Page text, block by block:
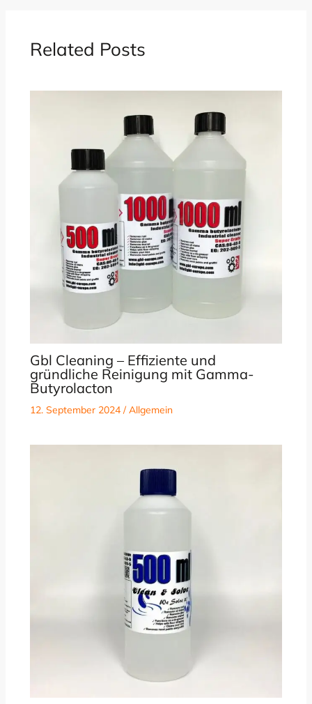
Related Posts
Gbl Cleaning – Effiziente und
gründliche Reinigung mit Gamma-
Butyrolacton
12. September 2024 /Allgemein